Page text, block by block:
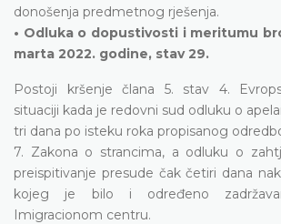
donošenja predmetnog rješenja.
• Odluka o dopustivosti i meritumu
marta 2022. godine, stav 29.
Postoji kršenje člana 5. stav 4.
situaciji kada je redovni sud odluku o
tri dana po isteku roka propisanog
7. Zakona o strancima, a odluku o
preispitivanje presude čak četiri dana
kojeg je bilo i određeno
Imigracionom centru.